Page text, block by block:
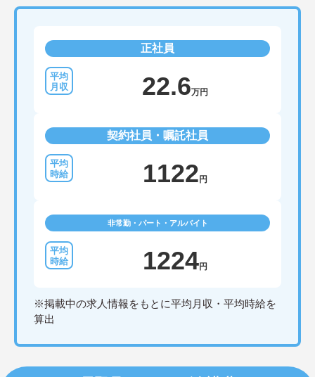
正社員
22.6万円
契約社員・嘱託社員
1122 円
非常勤・パート・アルバイト
1224円
※掲載中の求人情報をもとに平均月収・平均時給を
算出